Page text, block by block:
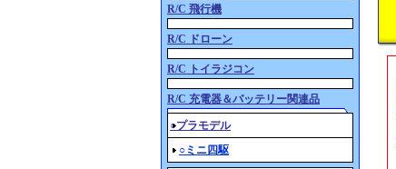
R/C 飛行機
R/C ドローン
R/C トイラジコン
R/C 充電器＆バッテリー関連品
○プラモデル
○ミニ四駆